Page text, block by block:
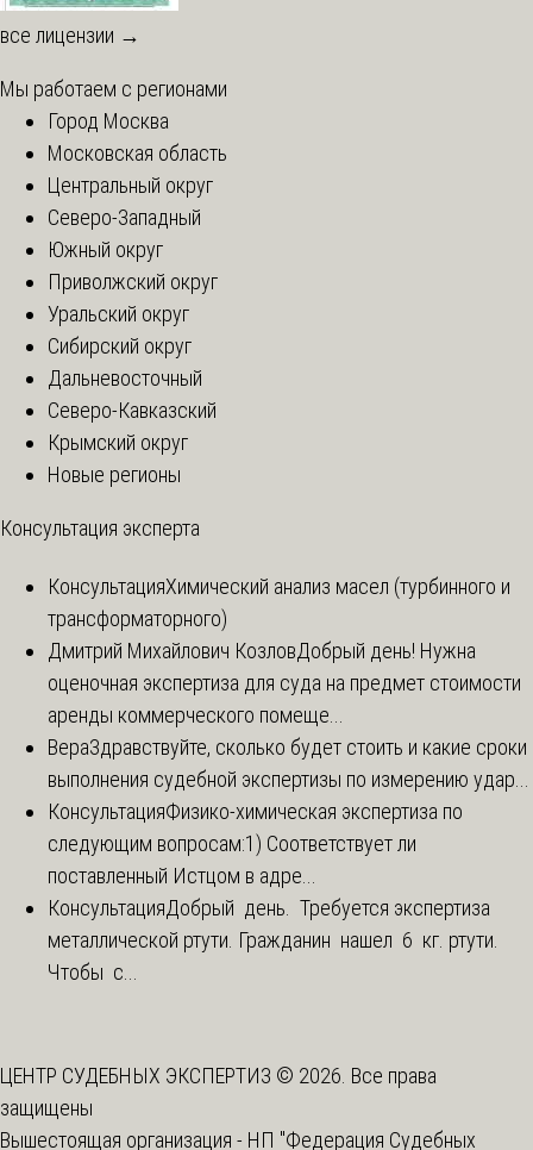
все лицензии →
Мы работаем с регионами
Город Москва
Московская область
Центральный округ
Северо-Западный
Южный округ
Приволжский округ
Уральский округ
Сибирский округ
Дальневосточный
Северо-Кавказский
Крымский округ
Новые регионы
Консультация эксперта
КонсультацияХимический анализ масел (турбинного и
трансформаторного)
Дмитрий Михайлович КозловДобрый день! Нужна
оценочная экспертиза для суда на предмет стоимости
аренды коммерческого помеще...
ВераЗдравствуйте, сколько будет стоить и какие сроки
выполнения судебной экспертизы по измерению удар...
КонсультацияФизико-химическая экспертиза по
следующим вопросам:1) Соответствует ли
поставленный Истцом в адре...
КонсультацияДобрый день. Требуется экспертиза
металлической ртути. Гражданин нашел 6 кг. ртути.
Чтобы с...
ЦЕНТР СУДЕБНЫХ ЭКСПЕРТИЗ © 2026. Все права
защищены
Вышестоящая организация - НП "Федерация Судебных